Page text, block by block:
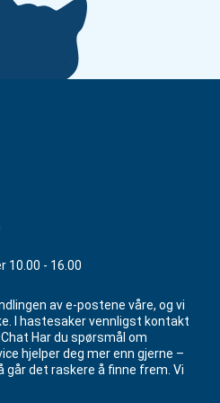
10.00 - 16.00
av e-postene våre, og vi
I hastesaker vennligst kontakt
Har du spørsmål om
hjelper deg mer enn gjerne –
går det raskere å finne frem. Vi